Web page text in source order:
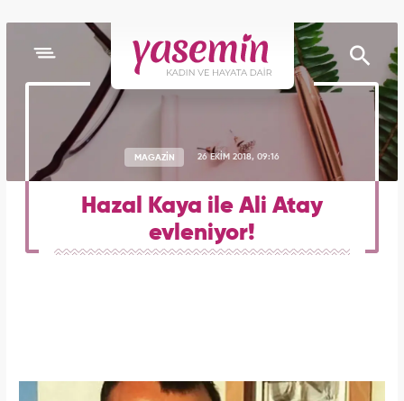
MAGAZİN 26 EKİM 2018, 09:16
Hazal Kaya ile Ali Atay
evleniyor!